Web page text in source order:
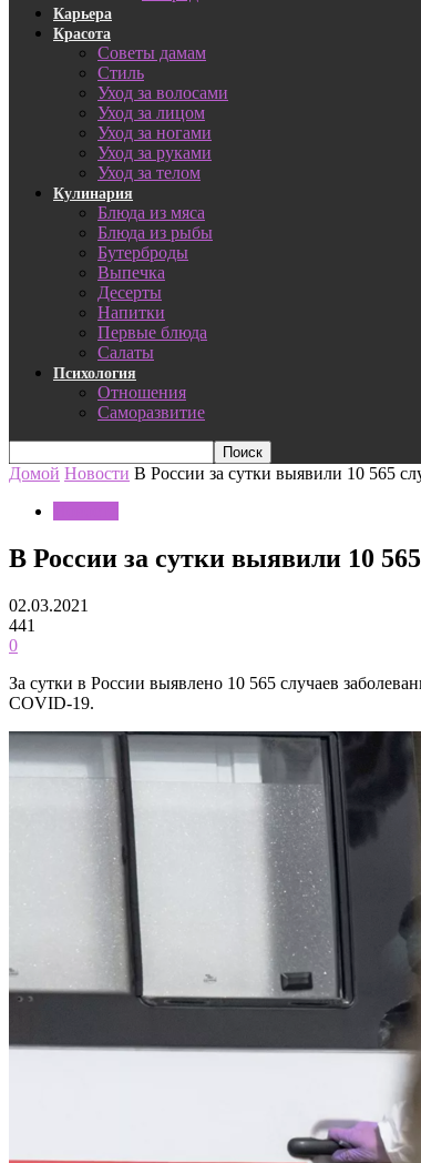
Карьера
Красота
Советы дамам
Стиль
Уход за волосами
Уход за лицом
Уход за ногами
Уход за руками
Уход за телом
Кулинария
Блюда из мяса
Блюда из рыбы
Бутерброды
Выпечка
Десерты
Напитки
Первые блюда
Салаты
Психология
Отношения
Саморазвитие
Домой Новости В России за сутки выявили 10 565
В России за сутки выявили 10
02.03.2021
441
0
За сутки в России выявлено 10 565 случаев
COVID-19.